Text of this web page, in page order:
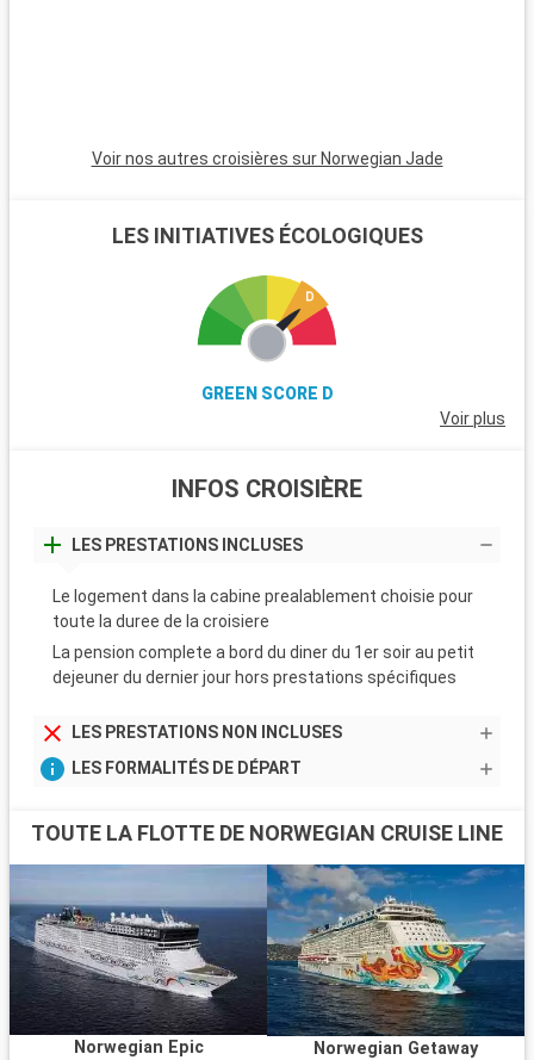
Voir nos autres croisières sur Norwegian Jade
LES INITIATIVES ÉCOLOGIQUES
GREEN SCORE D
Voir plus
INFOS CROISIÈRE
LES PRESTATIONS INCLUSES
Le logement dans la cabine prealablement choisie pour
toute la duree de la croisiere
La pension complete a bord du diner du 1er soir au petit
dejeuner du dernier jour hors prestations spécifiques
LES PRESTATIONS NON INCLUSES
LES FORMALITÉS DE DÉPART
TOUTE LA FLOTTE DE NORWEGIAN CRUISE LINE
Norwegian Epic Norwegian Getaway